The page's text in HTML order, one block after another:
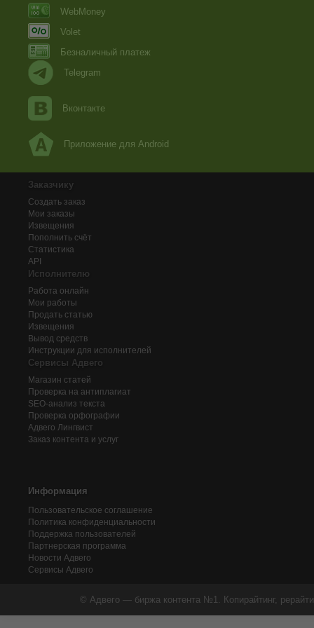
WebMoney
Volet
Безналичный платеж
Telegram
Вконтакте
Приложение для Android
Заказчику
Создать заказ
Мои заказы
Извещения
Пополнить счёт
Статистика
API
Исполнителю
Работа онлайн
Мои работы
Продать статью
Извещения
Вывод средств
Инструкции для исполнителей
Сервисы Адвего
Магазин статей
Проверка на антиплагиат
SEO-анализ текста
Проверка орфографии
Адвего Лингвист
Заказ контента и услуг
Информация
Пользовательское соглашение
Политика конфиденциальности
Поддержка пользователей
Партнерская программа
Новости Адвего
Сервисы Адвего
© Адвего — биржа контента №1. Копирайтинг,